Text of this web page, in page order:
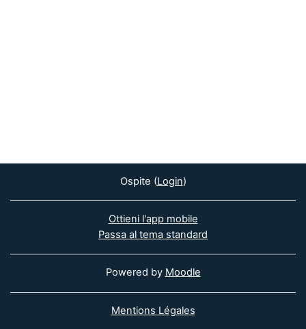
Ospite (Login)
Ottieni l'app mobile
Passa al tema standard
Powered by Moodle
Mentions Légales